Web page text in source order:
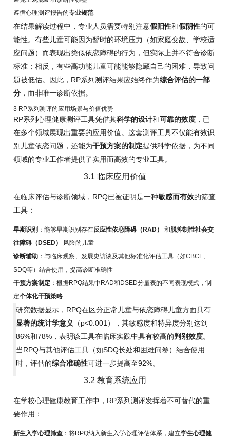
遵循心理测评报告的专业规范
在结果解读过程中，专业人员需要特别注意假阳性和假阴性的可
能性。有些儿童可能因为暂时的环境压力（如家庭变故、学校适
应问题）而表现出类似依恋障碍的行为，但实际上并不符合诊断
标准；相反，有些高功能儿童可能能够隐藏自己的困难，导致问
题被低估。因此，RP系列测评结果应始终作为综合评估的一部
分 ，而非唯一诊断依据。
3 RP系列测评的应用场景与价值优势
RP系列心理健康测评工具凭借其科学的设计和可靠的效度 ，已
在多个领域展现出重要的应用价值。这套测评工具不仅能有效识
别儿童依恋问题，还能为干预方案的制定提供科学依据，为不同
领域的专业工作者提供了实用而高效的专业工具。
3.1 临床应用价值
在临床评估与诊断领域，RPQ已被证明是一种敏感而有效的筛查
工具：
早期识别 ：能够早期识别存在反应性依恋障碍（RAD） 和脱抑制性社会交
往障碍（DSED）
风险的儿童
诊断辅助 ：与临床观察、发展史访谈及其他标准化评估工具（如CBCL、
SDQ等）结合使用，提高诊断准确性
干预方案制定 ：根据RPQ结果中RAD和DSED分量表的不同表现模式，制
定个体化干预策略
研究数据显示，RPQ在区分正常儿童与依恋障碍儿童方面具有
显著的统计学意义 （p<0.001），其敏感度和特异度分别达到
86%和78%，表明该工具在临床实践中具有较高的判别效度。
当RPQ与其他评估工具（如SDQ长处和困难问卷）结合使用
时，评估的综合准确性可进一步提高至92%。
3.2 教育系统应用
在学校心理健康教育工作中，RP系列测评发挥着不可替代的重
要作用：
新生入学心理筛查 ：将RPQ纳入新生入学心理评估体系，建立学生心理健